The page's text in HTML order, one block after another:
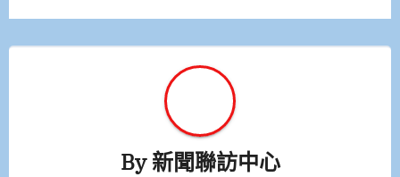
覽
By新聞聯訪中心